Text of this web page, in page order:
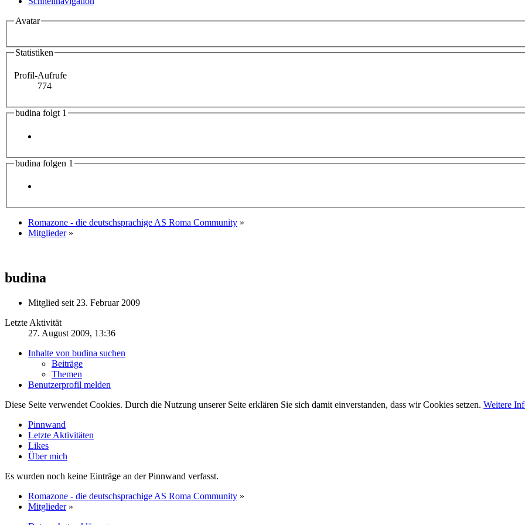
Avatar
Statistiken
Profil-Aufrufe
774
budina folgt 1
budina folgen 1
Romazone - die deutschsprachige AS Roma Community »
Mitglieder »
budina
Mitglied seit 23. Februar 2009
Letzte Aktivität
27. August 2009, 13:36
Inhalte von budina suchen
Beiträge
Themen
Benutzerprofil melden
Diese Seite verwendet Cookies. Durch die Nutzung unserer Seite erklären Sie sich damit einverstanden, dass wir Cookies setzen. Weitere
Pinnwand
Letzte Aktivitäten
Likes
Über mich
Es wurden noch keine Einträge an der Pinnwand verfasst.
Romazone - die deutschsprachige AS Roma Community »
Mitglieder »